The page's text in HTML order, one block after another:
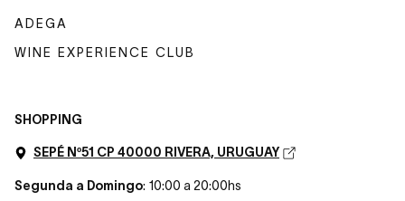
ADEGA
WINE EXPERIENCE CLUB
SHOPPING
SEPÉ Nº51 CP 40000 RIVERA, URUGUAY
Segunda a Domingo: 10:00 a 20:00hs